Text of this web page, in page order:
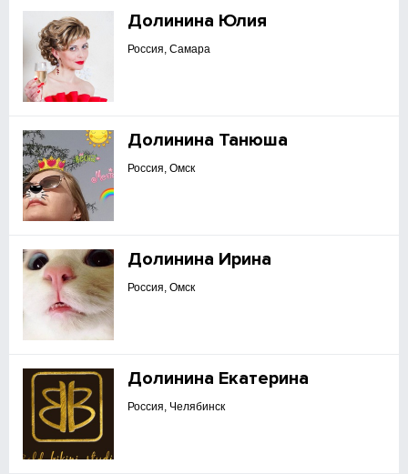
Долинина Юлия
Россия, Самара
Долинина Танюша
Россия, Омск
Долинина Ирина
Россия, Омск
Долинина Екатерина
Россия, Челябинск